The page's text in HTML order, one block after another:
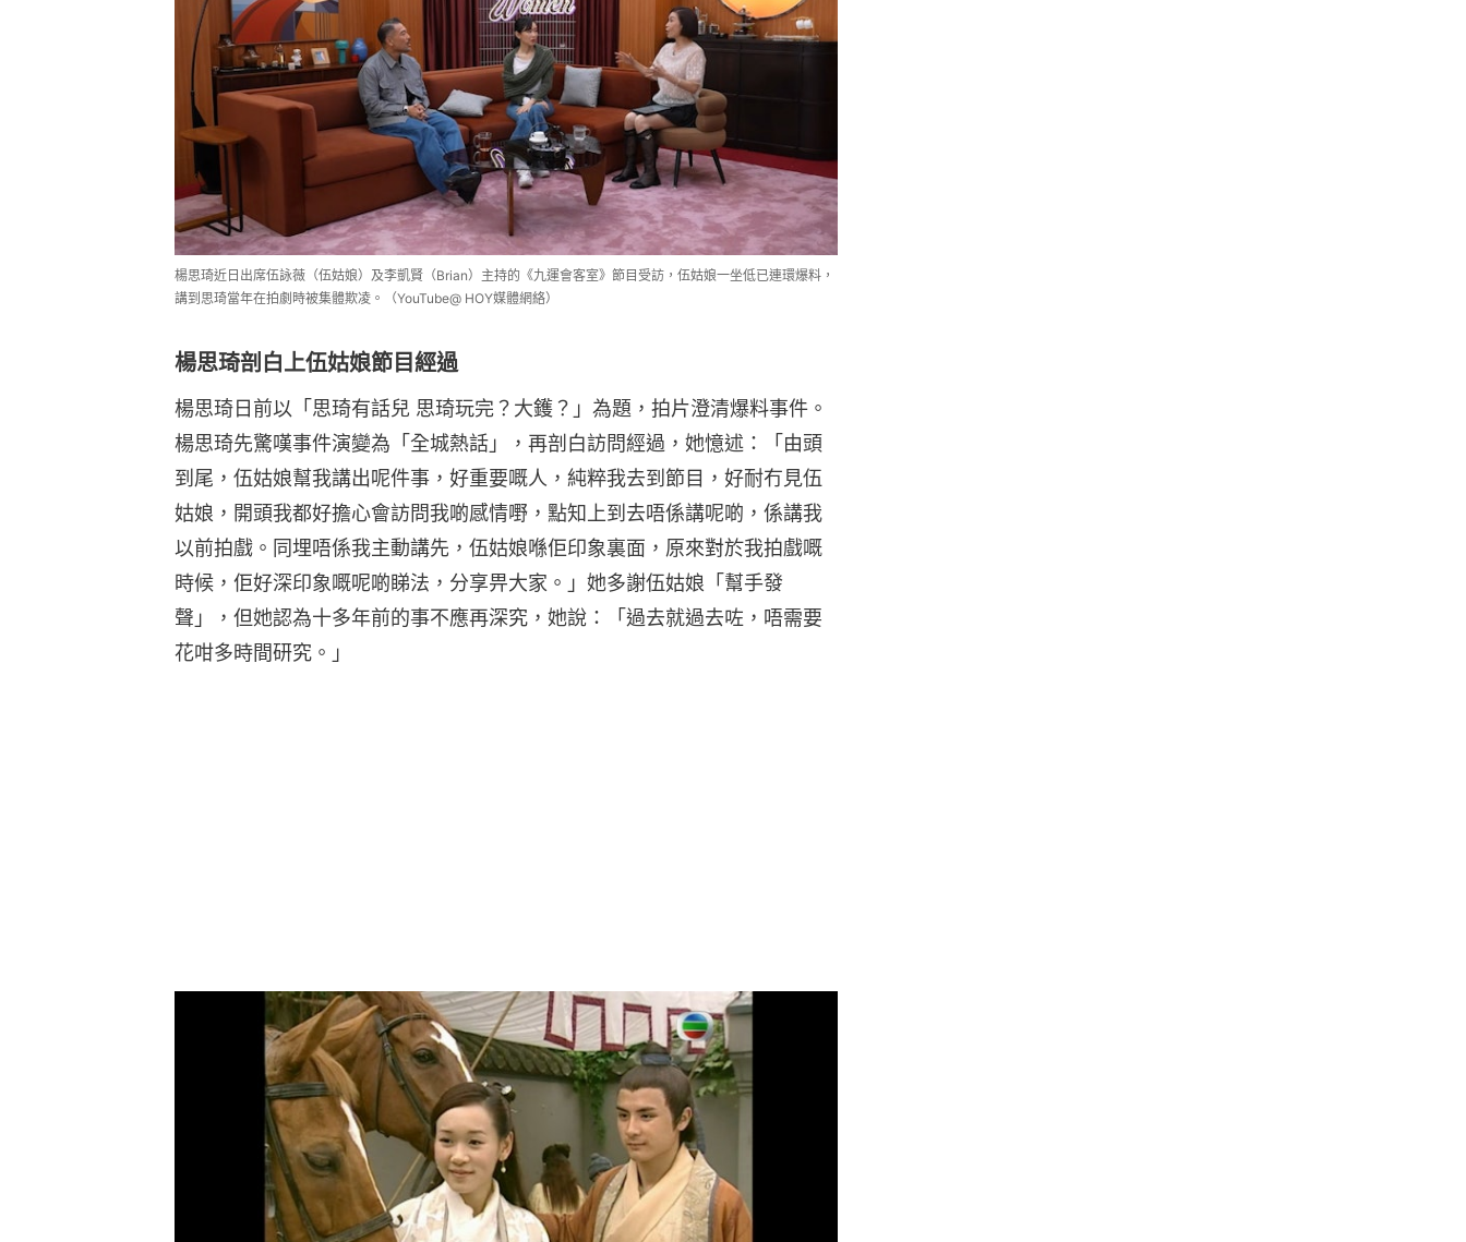
楊思琦近日出席伍詠薇（伍姑娘）及李凱賢（Brian）主持的《九運會客室》節目受訪，伍姑娘一坐低已連環爆料，
講到思琦當年在拍劇時被集體欺凌。（YouTube@ HOY媒體網絡）
楊思琦剖白上伍姑娘節目經過
楊思琦日前以「思琦有話兒 思琦玩完？大鑊？」為題，拍片澄清爆料事件。
楊思琦先驚嘆事件演變為「全城熱話」，再剖白訪問經過，她憶述：「由頭
到尾，伍姑娘幫我講出呢件事，好重要嘅人，純粹我去到節目，好耐冇見伍
姑娘，開頭我都好擔心會訪問我啲感情嘢，點知上到去唔係講呢啲，係講我
以前拍戲。同埋唔係我主動講先，伍姑娘喺佢印象裏面，原來對於我拍戲嘅
時候，佢好深印象嘅呢啲睇法，分享畀大家。」她多謝伍姑娘「幫手發
聲」，但她認為十多年前的事不應再深究，她說：「過去就過去咗，唔需要
花咁多時間研究。」